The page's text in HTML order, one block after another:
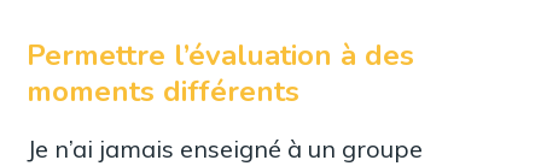
Permettre l’évaluation à des
moments différents
Je n’ai jamais enseigné à un groupe